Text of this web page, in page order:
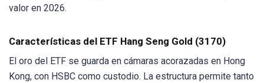
valor en 2026.
Características del ETF Hang Seng Gold (3170)
El oro del ETF se guarda en cámaras acorazadas en Hong
Kong, con HSBC como custodio. La estructura permite tanto